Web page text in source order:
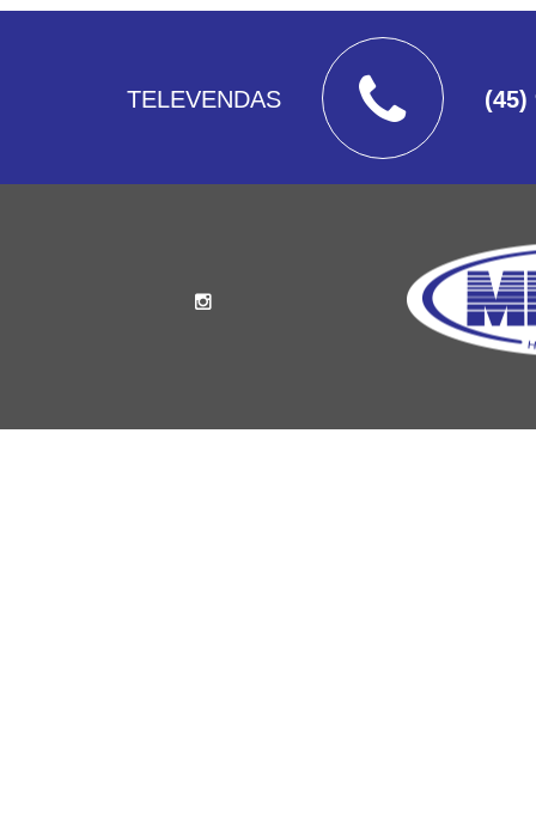
TELEVENDAS (45)